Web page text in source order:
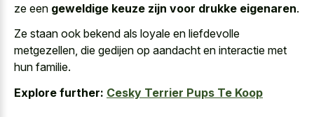
ze een geweldige keuze zijn voor drukke eigenaren.
Ze staan ook bekend als loyale en liefdevolle
metgezellen, die gedijen op aandacht en interactie met
hun familie.
Explore further: Cesky Terrier Pups Te Koop